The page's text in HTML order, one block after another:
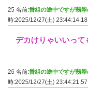
25 名前:番組の途中ですが翡
時:2025/12/27(土) 23:44:14.18
デカけりゃいいって
26 名前:番組の途中ですが翡
時:2025/12/27(土) 23:44:21.57